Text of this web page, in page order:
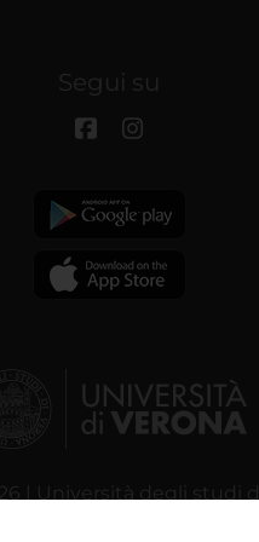
Segui su
| Università degli studi di